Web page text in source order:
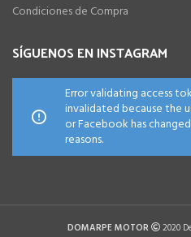
Condiciones de Compra
SÍGUENOS EN INSTAGRAM
Error validating access
invalidated because the
or Facebook has
reasons.
DOMARPE MOTOR 2020